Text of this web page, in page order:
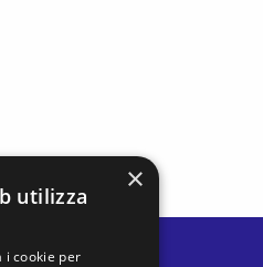
×
utilizza
i cookie per